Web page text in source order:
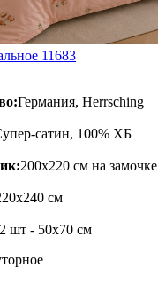
11683
Германия, Herrsching
сатин, 100% ХБ
200х220 см на замочке
см
2 шт - 50x70 см